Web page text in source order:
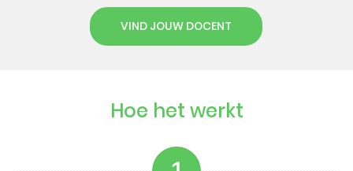
VIND JOUW DOCENT
Hoe het werkt